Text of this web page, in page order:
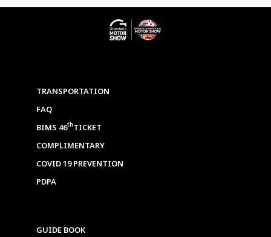
TRANSPORTATION
FAQ
BIMS 46thTICKET
COMPLIMENTARY
COVID 19 PREVENTION
PDPA
GUIDE BOOK